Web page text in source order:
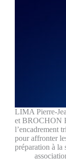
LIMA Pierre-
et BROCHON
l’encadrement
pour affronter
préparation à